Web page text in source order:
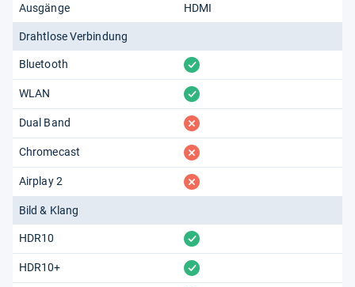
Ausgänge HDMI
Drahtlose Verbindung
Bluetooth vorhanden
WLAN vorhanden
Dual Band fehlt
Chromecast fehlt
Airplay 2 fehlt
Bild & Klang
HDR10 vorhanden
HDR10+ vorhanden